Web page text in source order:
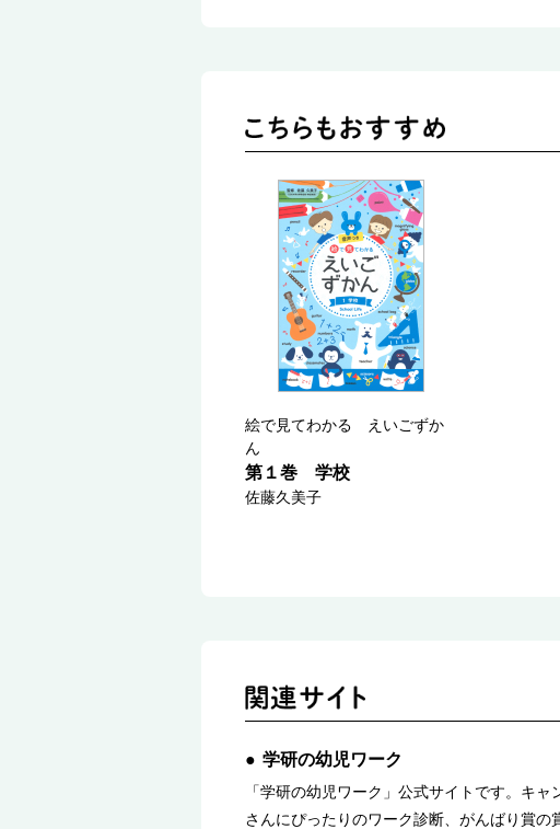
絵で見てわかる えいごずか
ん
第１巻 学校
佐藤久美子
学研の幼児ワーク
「学研の幼児ワーク」公式サイトです。キ
さんにぴったりのワーク診断、がんばり賞